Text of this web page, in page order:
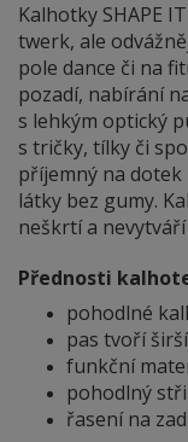
Kalhotky SHAPE
twerk, ale
pole dance či na
pozadí, nabírání
s lehkým optický
s tričky, tílky či
příjemný na
látky bez gumy.
neškrtí a
Přednosti
pohodlné
pas tvoří
funkční
pohodlný
řasení na